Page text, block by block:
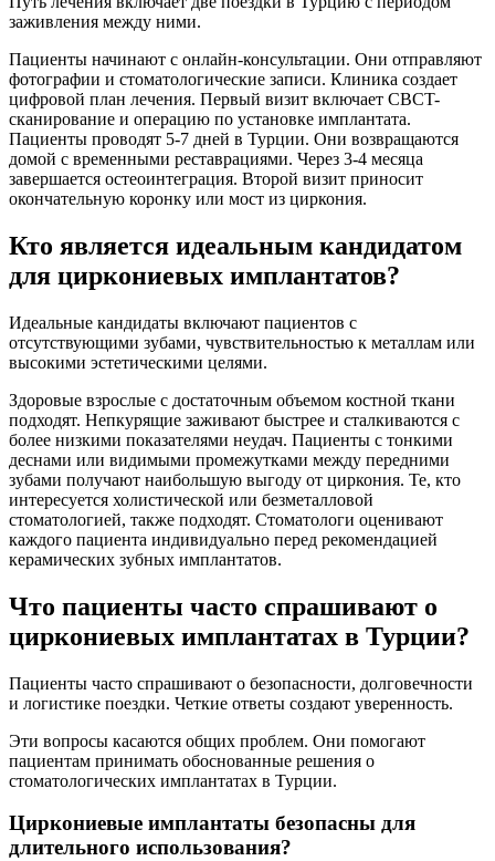
заживления между ними.
Пациенты начинают с онлайн-консультации. Они отправляют
фотографии и стоматологические записи. Клиника создает
цифровой план лечения. Первый визит включает CBCT-
сканирование и операцию по установке имплантата.
Пациенты проводят 5-7 дней в Турции. Они возвращаются
домой с временными реставрациями. Через 3-4 месяца
завершается остеоинтеграция. Второй визит приносит
окончательную коронку или мост из циркония.
Кто является идеальным кандидатом
для циркониевых имплантатов?
Идеальные кандидаты включают пациентов с
отсутствующими зубами, чувствительностью к металлам или
высокими эстетическими целями.
Здоровые взрослые с достаточным объемом костной ткани
подходят. Непкурящие заживают быстрее и сталкиваются с
более низкими показателями неудач. Пациенты с тонкими
деснами или видимыми промежутками между передними
зубами получают наибольшую выгоду от циркония. Те, кто
интересуется холистической или безметалловой
стоматологией, также подходят. Стоматологи оценивают
каждого пациента индивидуально перед рекомендацией
керамических зубных имплантатов.
Что пациенты часто спрашивают о
циркониевых имплантатах в Турции?
Пациенты часто спрашивают о безопасности, долговечности
и логистике поездки. Четкие ответы создают уверенность.
Эти вопросы касаются общих проблем. Они помогают
пациентам принимать обоснованные решения о
стоматологических имплантатах в Турции.
Циркониевые имплантаты безопасны для
длительного использования?